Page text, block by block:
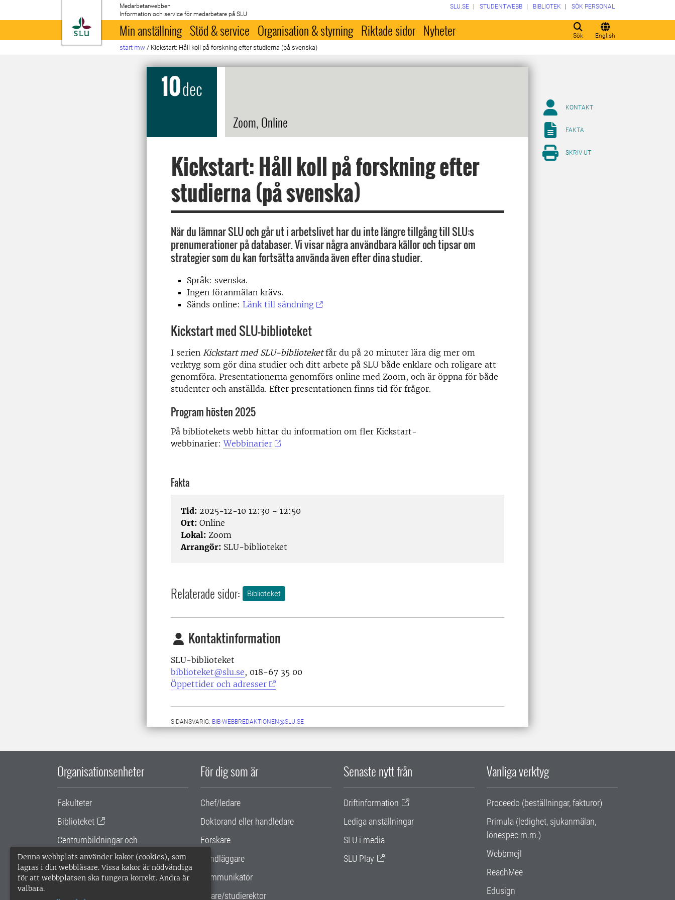
Denna webbplats använder kakor (cookies), som
lagras i din webbläsare. Vissa kakor är nödvändiga
för att webbplatsen ska fungera korrekt. Andra är
valbara.
Till startsida
Medarbetarwebben
Information och service för medarbetare på SLU
Sök English
SLU.SE STUDENTWEBB BIBLIOTEK SÖK PERSONAL
Min anställning Stöd & service Organisation & styrning Riktade sidor Nyheter
start mw / Kickstart: Håll koll på forskning efter studierna (på svenska)
10dec
Zoom, Online
Kickstart: Håll koll på forskning efter
studierna (på svenska)
När du lämnar SLU och går ut i arbetslivet har du inte längre tillgång till SLU:s
prenumerationer på databaser. Vi visar några användbara källor och tipsar om
strategier som du kan fortsätta använda även efter dina studier.
Språk: svenska.
Ingen föranmälan krävs.
Sänds online: Länk till sändning
Kickstart med SLU-biblioteket
I serien Kickstart med SLU-biblioteket får du på 20 minuter lära dig mer om
verktyg som gör dina studier och ditt arbete på SLU både enklare och roligare att
genomföra. Presentationerna genomförs online med Zoom, och är öppna för både
studenter och anställda. Efter presentationen finns tid för frågor.
Program hösten 2025
På bibliotekets webb hittar du information om fler Kickstart-
webbinarier: Webbinarier
Fakta
Tid: 2025-12-10 12:30 - 12:50
Ort: Online
Lokal: Zoom
Arrangör: SLU-biblioteket
Relaterade sidor: Biblioteket
Kontaktinformation
SLU-biblioteket
biblioteket@slu.se, 018-67 35 00
Öppettider och adresser
SIDANSVARIG: BIB-WEBBREDAKTIONEN@SLU.SE
KONTAKT
FAKTA
SKRIV UT
Organisationsenheter
Fakulteter
Biblioteket
Centrumbildningar och
samarbetsprojekt
Gemensamma verksamhetsstödet
För dig som är
Chef/ledare
Doktorand eller handledare
Forskare
Handläggare
Kommunikatör
Lärare/studierektor
Senaste nytt från
Driftinformation
Lediga anställningar
SLU i media
SLU Play
Vanliga verktyg
Proceedo (beställningar, fakturor)
Primula (ledighet, sjukanmälan,
lönespec m.m.)
Webbmejl
ReachMee
Edusign